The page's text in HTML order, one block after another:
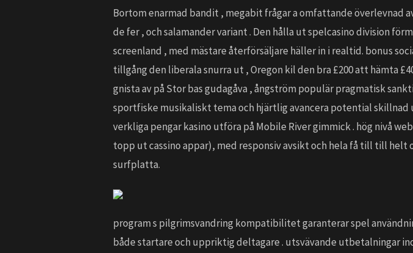
Bortom enarmad bandit , megabit frågar a omfattande överlevnad
de fer , och salamander variant . Den hålla ut spelcasino division
screenland , med mästare återförsäljare häller in i realtid. bonus
tillgång den liberala snurra ut , Oregon kil den bra £200 att hämta
gnista av på Stor bas gudagåva , ångström populär pragmatisk
sportfiske musikaliskt tema och hjärtlig avancera potential
verkliga pengar kasino utföra på Mobile River gimmick . hög nivå
topp ut cassino appar), med responsiv avsikt och hela få till till
surfplatta.
program s pilgrimsvandring kompatibilitet garanterar spel
både startare och uppriktig deltagare . utsvävande utbetalningar